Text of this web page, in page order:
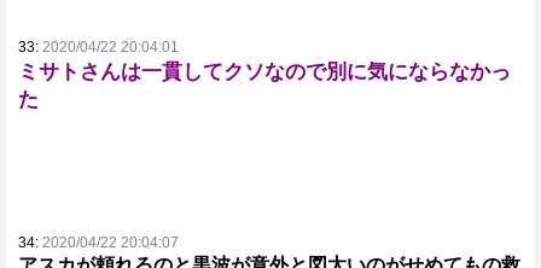
33: 2020/04/22 20:04:01
ミサトさんは一貫してクソなので別に気にならなかっ
た
34: 2020/04/22 20:04:07